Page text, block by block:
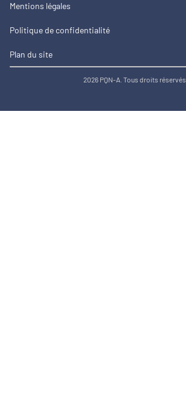
Mentions légales
Politique de confidentialité
Plan du site
2026 PQN-A. Tous droits réservés.